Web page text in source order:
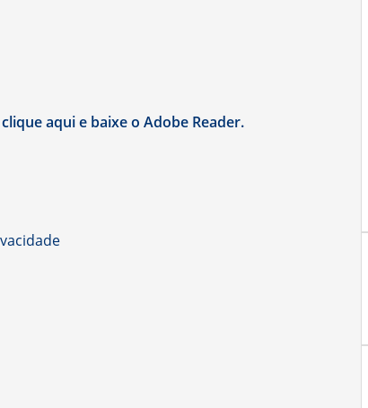
aqui e baixe o Adobe Reader.